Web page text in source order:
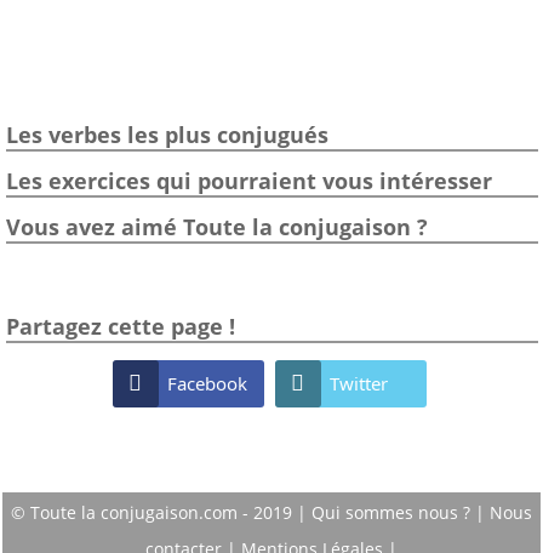
Les verbes les plus conjugués
Les exercices qui pourraient vous intéresser
Vous avez aimé Toute la conjugaison ?
Partagez cette page !
 Facebook  Twitter
© Toute la conjugaison.com - 2019 | Qui sommes nous ? | Nous
contacter | Mentions Légales |